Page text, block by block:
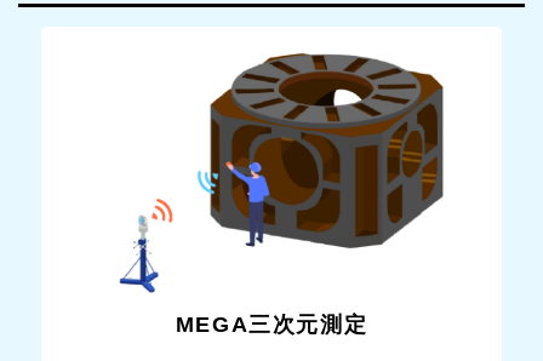
MEGA三次元測定